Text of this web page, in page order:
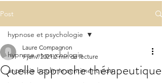
Post
hypnose et psychologie
anorexie boulimie sentiment vide
hypnose et psychologie
Quelle approche thérapeutique
Laure Compagnon
9 janv. 2021 2 min de lecture